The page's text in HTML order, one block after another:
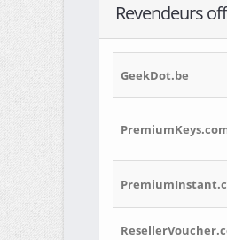
Revendeurs
GeekDot.be